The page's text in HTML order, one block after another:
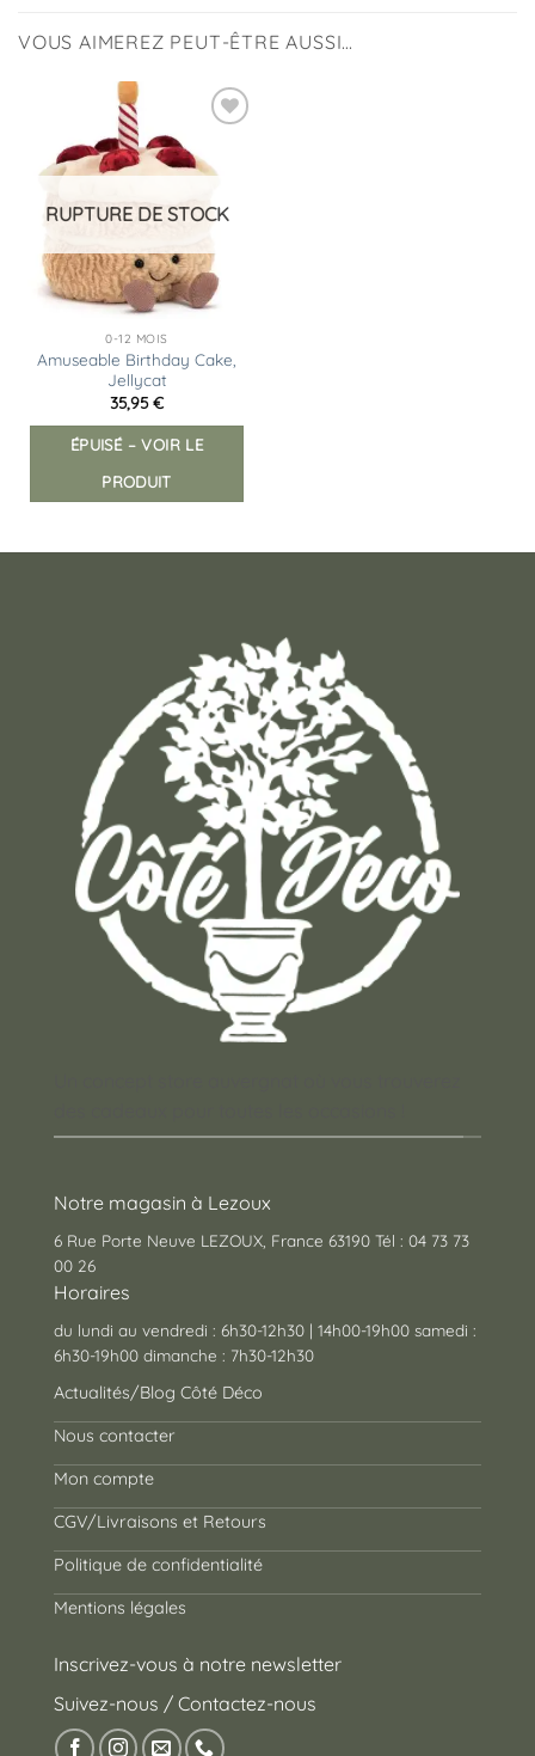
VOUS AIMEREZ PEUT-ÊTRE AUSSI…
liste
RUPTURE DE STOCK
0-12 MOIS
Amuseable Birthday Cake,
Jellycat
35,95€
ÉPUISÉ – VOIR LE
PRODUIT
Notre magasin à Lezoux
6 Rue Porte Neuve LEZOUX, France 63190 Tél : 04 73 73
00 26
Horaires
du lundi au vendredi : 6h30-12h30 | 14h00-19h00 samedi :
6h30-19h00 dimanche : 7h30-12h30
Actualités/Blog Côté Déco
Nous contacter
Mon compte
CGV/Livraisons et Retours
Politique de confidentialité
Mentions légales
Inscrivez-vous à notre newsletter
Suivez-nous / Contactez-nous